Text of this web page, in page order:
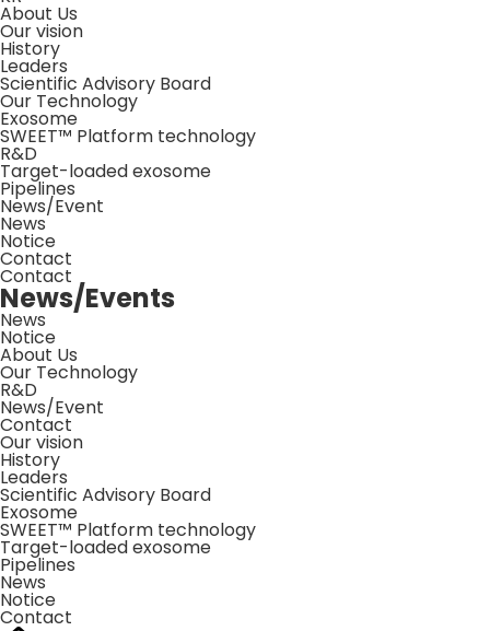
About Us
Our vision
History
Leaders
Scientific Advisory Board
Our Technology
Exosome
SWEET™ Platform technology
R&D
Target-loaded exosome
Pipelines
News/Event
News
Notice
Contact
Contact
News/Events
News
Notice
About Us
Our Technology
R&D
News/Event
Contact
Our vision
History
Leaders
Scientific Advisory Board
Exosome
SWEET™ Platform technology
Target-loaded exosome
Pipelines
News
Notice
Contact